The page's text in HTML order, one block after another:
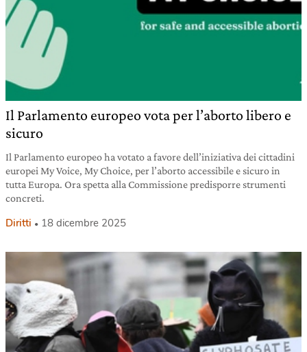
Il Parlamento europeo vota per l’aborto libero e
sicuro
Il Parlamento europeo ha votato a favore dell’iniziativa dei cittadini
europei My Voice, My Choice, per l’aborto accessibile e sicuro in
tutta Europa. Ora spetta alla Commissione predisporre strumenti
concreti.
Diritti 18 dicembre 2025